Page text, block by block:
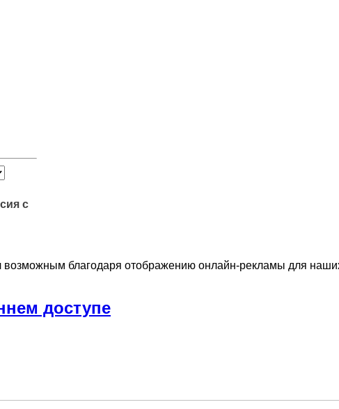
с
возможным благодаря отображению онлайн-рекламы для
доступе